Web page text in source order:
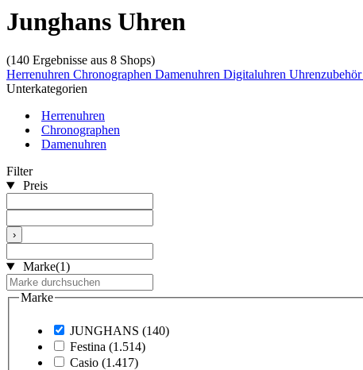
Junghans Uhren
(140 Ergebnisse aus 8 Shops)
Herrenuhren Chronographen Damenuhren Digitaluhren Uhrenzubehör
Unterkategorien
Herrenuhren
Chronographen
Damenuhren
Filter
Preis
›
Marke(1)
Marke
JUNGHANS (140)
Festina (1.514)
Casio (1.417)